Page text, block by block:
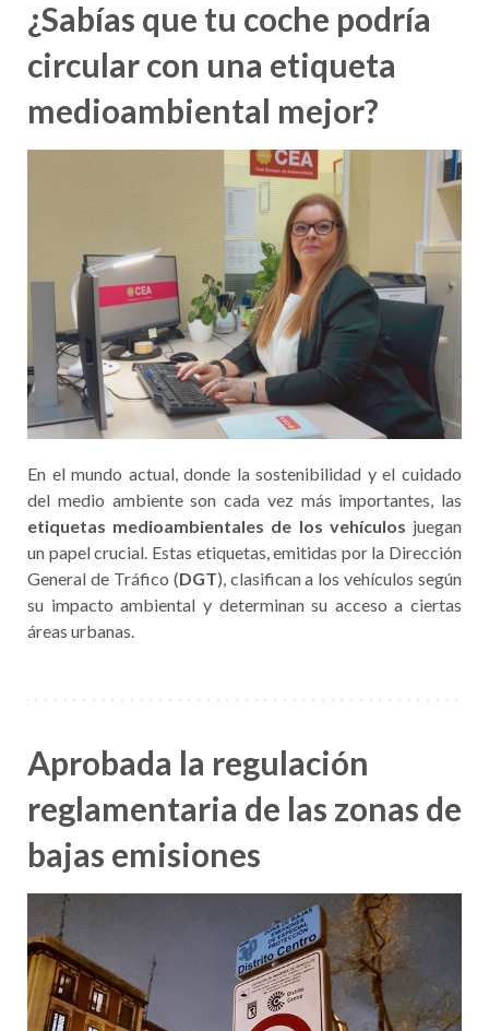
¿Sabías que tu coche podría
circular con una etiqueta
medioambiental mejor?
En el mundo actual, donde la sostenibilidad y el cuidado
del medio ambiente son cada vez más importantes, las
etiquetas medioambientales de los vehículos juegan
un papel crucial. Estas etiquetas, emitidas por la Dirección
General de Tráfico (DGT), clasifican a los vehículos según
su impacto ambiental y determinan su acceso a ciertas
áreas urbanas.
Aprobada la regulación
reglamentaria de las zonas de
bajas emisiones